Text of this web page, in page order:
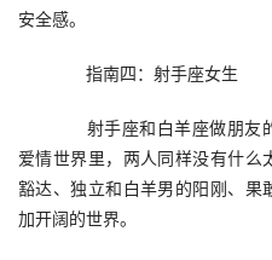
安全感。
指南四：射手座女生
射手座和白羊座做朋友
爱情世界里，两人同样没有什么
豁达、独立和白羊男的阳刚、果
加开阔的世界。